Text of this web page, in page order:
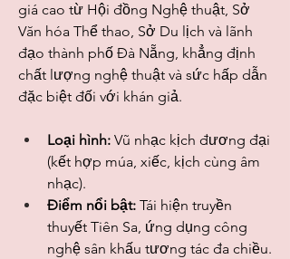
giá cao từ Hội đồng Nghệ thuật, Sở
Văn hóa Thể thao, Sở Du lịch và lãnh
đạo thành phố Đà Nẵng, khẳng định
chất lượng nghệ thuật và sức hấp dẫn
đặc biệt đối với khán giả.
Loại hình: Vũ nhạc kịch đương đại
(kết hợp múa, xiếc, kịch cùng âm
nhạc).
Điểm nổi bật: Tái hiện truyền
thuyết Tiên Sa, ứng dụng công
nghệ sân khấu tương tác đa chiều.